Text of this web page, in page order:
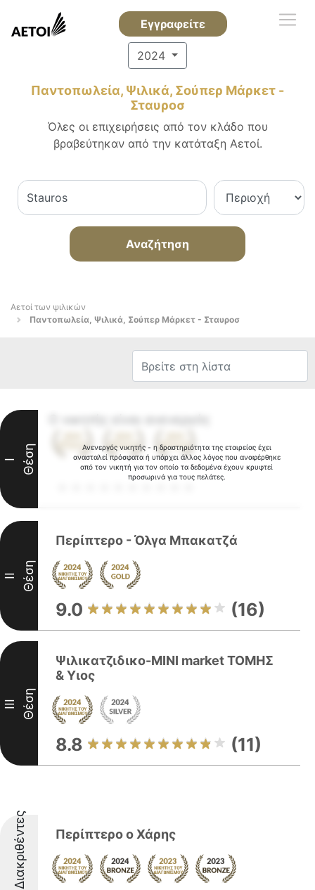
Εγγραφείτε
2024
Παντοπωλεία, Ψιλικά, Σούπερ Μάρκετ -
Σταυροσ
Όλες οι επιχειρήσεις από τον κλάδο που
βραβεύτηκαν από την κατάταξη Αετοί.
Αναζήτηση
Αετοί των ψιλικών
Παντοπωλεία, Ψιλικά, Σούπερ Μάρκετ - Σταυροσ
Ανενεργός νικητής - η δραστηριότητα της εταιρείας έχει
ανασταλεί πρόσφατα ή υπάρχει άλλος λόγος που αναφέρθηκε
από τον νικητή για τον οποίο τα δεδομένα έχουν κρυφτεί
προσωρινά για τους πελάτες.
I Θέση
II Θέση
Περίπτερο - Όλγα Μπακατζά
9.0 (16)
III Θέση
Ψιλικατζιδικο-MINI market ΤΟΜΗΣ
& Yιος
8.8 (11)
Διακριθέντες Περίπτερο ο Χάρης